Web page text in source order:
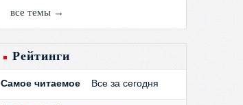
все темы →
Рейтинги
Самое читаемое Все за сегодня